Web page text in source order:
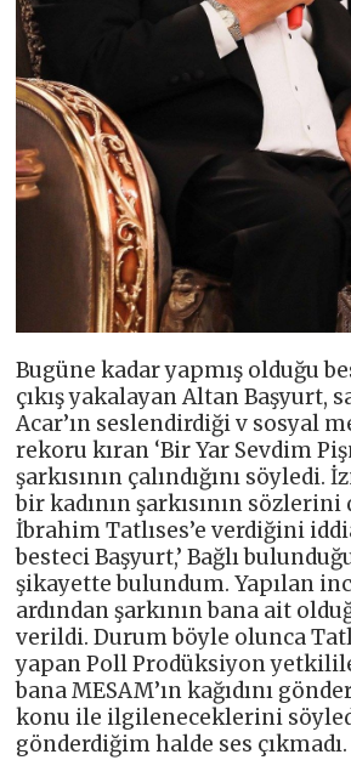
Bugüne kadar yapmış olduğu
çıkış yakalayan Altan Başyurt,
Acar’ın seslendirdiği v sosyal
rekoru kıran ‘Bir Yar Sevdim
şarkısının çalındığını söyledi.
bir kadının şarkısının
İbrahim Tatlıses’e verdiğini
besteci Başyurt,’ Bağlı
şikayette bulundum. Yapılan
ardından şarkının bana ait
verildi. Durum böyle olunca
yapan Poll Prodüksiyon
bana MESAM’ın kağıdını
konu ile ilgileneceklerini
gönderdiğim halde ses çıkmadı.